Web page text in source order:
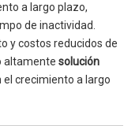
a largo plazo,
de inactividad.
y costos reducidos de
altamente solución
crecimiento a largo